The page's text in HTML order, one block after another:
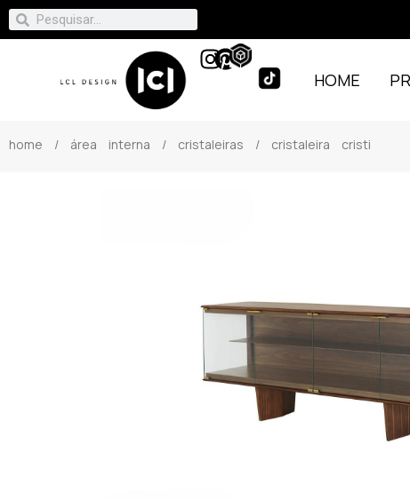
HOME
home / área interna / cristaleiras / cristaleira cristi